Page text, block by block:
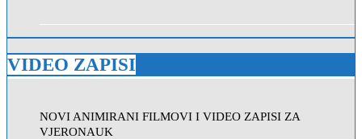
VIDEO ZAPISI
NOVI ANIMIRANI FILMOVI I VIDEO ZAPISI ZA
VJERONAUK